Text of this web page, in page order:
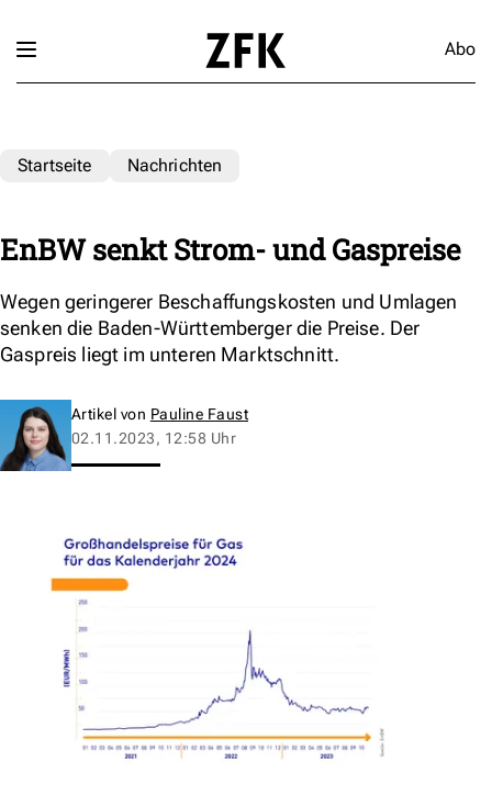
Abo
Startseite Nachrichten
EnBW senkt Strom- und Gaspreise
Wegen geringerer Beschaffungskosten und Umlagen
senken die Baden-Württemberger die Preise. Der
Gaspreis liegt im unteren Marktschnitt.
Artikel von Pauline Faust
02.11.2023, 12:58 Uhr